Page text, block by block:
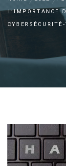
L’IMPORTANCE